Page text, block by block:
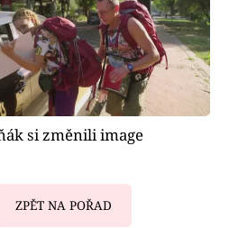
si změnili image
ZPĚT NA POŘAD